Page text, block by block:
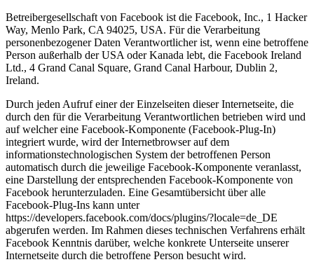
Betreibergesellschaft von Facebook ist die Facebook, Inc., 1 Hacker
Way, Menlo Park, CA 94025, USA. Für die Verarbeitung
personenbezogener Daten Verantwortlicher ist, wenn eine betroffene
Person außerhalb der USA oder Kanada lebt, die Facebook Ireland
Ltd., 4 Grand Canal Square, Grand Canal Harbour, Dublin 2,
Ireland.
Durch jeden Aufruf einer der Einzelseiten dieser Internetseite, die
durch den für die Verarbeitung Verantwortlichen betrieben wird und
auf welcher eine Facebook-Komponente (Facebook-Plug-In)
integriert wurde, wird der Internetbrowser auf dem
informationstechnologischen System der betroffenen Person
automatisch durch die jeweilige Facebook-Komponente veranlasst,
eine Darstellung der entsprechenden Facebook-Komponente von
Facebook herunterzuladen. Eine Gesamtübersicht über alle
Facebook-Plug-Ins kann unter
https://developers.facebook.com/docs/plugins/?locale=de_DE
abgerufen werden. Im Rahmen dieses technischen Verfahrens erhält
Facebook Kenntnis darüber, welche konkrete Unterseite unserer
Internetseite durch die betroffene Person besucht wird.